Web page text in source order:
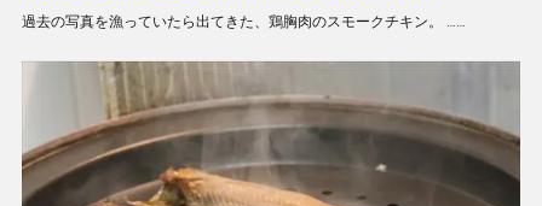
過去の写真を漁っていたら出てきた、鶏胸肉のスモークチキン。 ……